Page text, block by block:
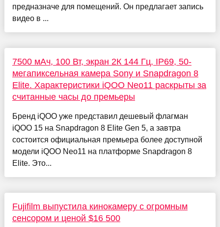
предназначе для помещений. Он предлагает запись
видео в ...
7500 мАч, 100 Вт, экран 2К 144 Гц, IP69, 50-
мегапиксельная камера Sony и Snapdragon 8
Elite. Характеристики iQOO Neo11 раскрыты за
считанные часы до премьеры
Бренд iQOO уже представил дешевый флагман
iQOO 15 на Snapdragon 8 Elite Gen 5, а завтра
состоится официальная премьера более доступной
модели iQOO Neo11 на платформе Snapdragon 8
Elite. Это...
Fujifilm выпустила кинокамеру с огромным
сенсором и ценой $16 500